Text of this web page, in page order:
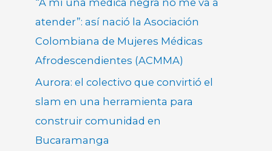
atender”: así nació la Asociación
Colombiana de Mujeres Médicas
Afrodescendientes (ACMMA)
Aurora: el colectivo que convirtió el
slam en una herramienta para
construir comunidad en
Bucaramanga